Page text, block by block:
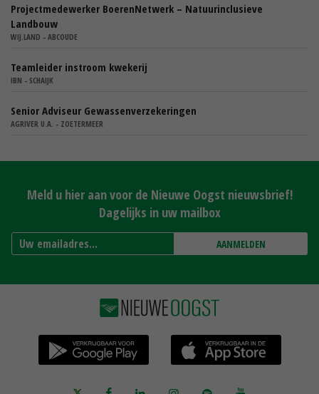
Projectmedewerker BoerenNetwerk – Natuurinclusieve
Landbouw
WIJ.LAND - ABCOUDE
Teamleider instroom kwekerij
IBN - SCHAIJK
Senior Adviseur Gewassenverzekeringen
AGRIVER U.A. - ZOETERMEER
Meld u hier aan voor de Nieuwe Oogst nieuwsbrief!
Dagelijks in uw mailbox
AANMELDEN